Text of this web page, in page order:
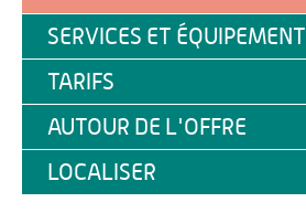
SERVICES ET ÉQUIPEMENT
TARIFS
AUTOUR DE L'OFFRE
LOCALISER